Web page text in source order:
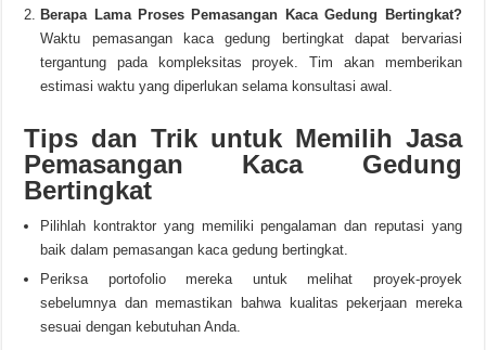
Berapa Lama Proses Pemasangan Kaca Gedung Bertingkat?
Waktu pemasangan kaca gedung bertingkat dapat bervariasi
tergantung pada kompleksitas proyek. Tim akan memberikan
estimasi waktu yang diperlukan selama konsultasi awal.
Tips dan Trik untuk Memilih Jasa
Pemasangan Kaca Gedung
Bertingkat
Pilihlah kontraktor yang memiliki pengalaman dan reputasi yang
baik dalam pemasangan kaca gedung bertingkat.
Periksa portofolio mereka untuk melihat proyek-proyek
sebelumnya dan memastikan bahwa kualitas pekerjaan mereka
sesuai dengan kebutuhan Anda.